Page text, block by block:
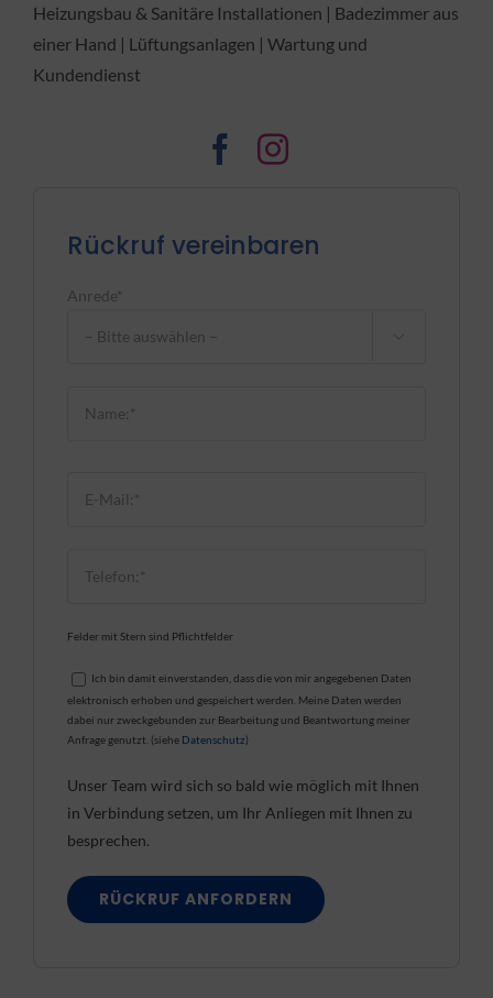
Heizungsbau & Sanitäre Installationen | Badezimmer aus
einer Hand | Lüftungsanlagen | Wartung und
Kundendienst
Rückruf vereinbaren
Anrede*
Felder mit Stern sind Pflichtfelder
Ich bin damit einverstanden, dass die von mir angegebenen Daten
elektronisch erhoben und gespeichert werden. Meine Daten werden
dabei nur zweckgebunden zur Bearbeitung und Beantwortung meiner
Anfrage genutzt. (siehe Datenschutz)
Unser Team wird sich so bald wie möglich mit Ihnen
in Verbindung setzen, um Ihr Anliegen mit Ihnen zu
besprechen.